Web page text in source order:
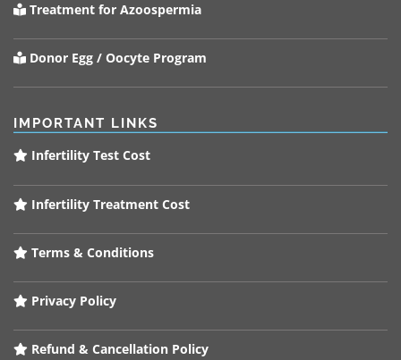
Treatment for Azoospermia
Donor Egg / Oocyte Program
IMPORTANT LINKS
Infertility Test Cost
Infertility Treatment Cost
Terms & Conditions
Privacy Policy
Refund & Cancellation Policy